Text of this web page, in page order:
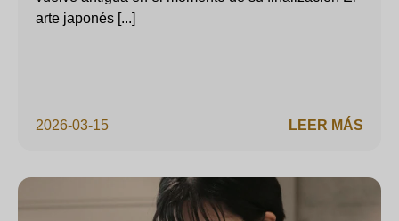
2026-03-15
arte japonés [...]
LEER MÁS